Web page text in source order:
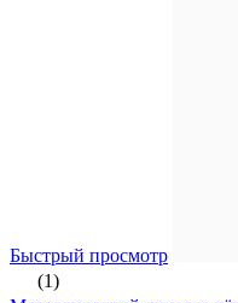
Быстрый просмотр
(1)